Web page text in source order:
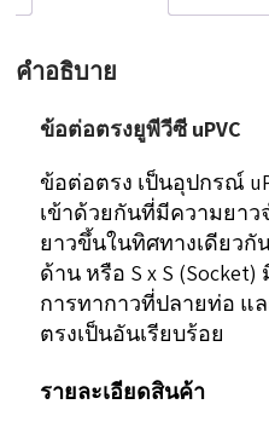
พี
Coupling
Clear
uPVC;
SCH40
(SxS)
ชิ้น
คำอธิบาย
ข้อต่อตรงยูพีวีซี uPVC
ข้อต่อตรง เป็นอุปกรณ์
เข้าด้วยกันที่มีความยาว
ยาวขึ้นในทิศทางเดียว
ด้าน หรือ S x S
การทากาวที่ปลายท่อ แ
ตรงเป็นอันเรียบร้อย
รายละเอียดสินค้า